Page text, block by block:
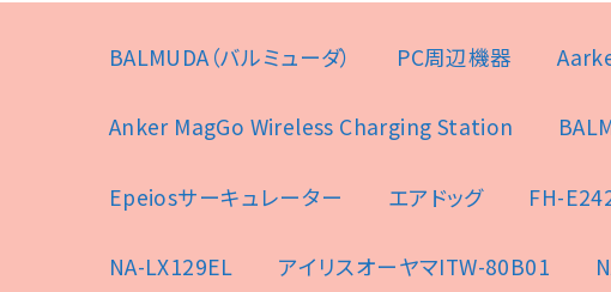
BALMUDA（バルミューダ） PC周辺機器
Anker MagGo Wireless Charging Station
Epeiosサーキュレーター エアドッグ FH-
NA-LX129EL アイリスオーヤマITW-80B01